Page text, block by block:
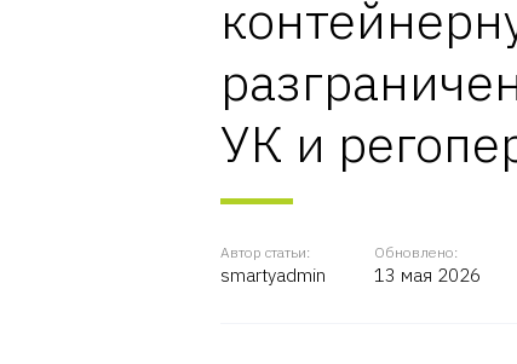
УК и
Автор статьи:
smartyadmin
Обновлено:
13 мая 2026